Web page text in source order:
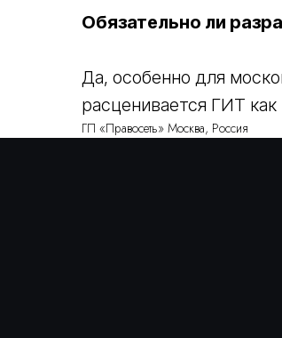
Обязательно ли
Да, особенно для
расценивается ГИТ
ГП «Правосеть» Москва, Россия
ПОМОЖЕМ
С
НА